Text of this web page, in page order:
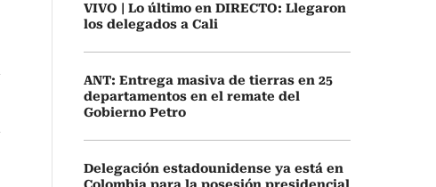
VIVO | Lo último en DIRECTO: Llegaron
los delegados a Cali
ANT: Entrega masiva de tierras en 25
departamentos en el remate del
Gobierno Petro
Delegación estadounidense ya está en